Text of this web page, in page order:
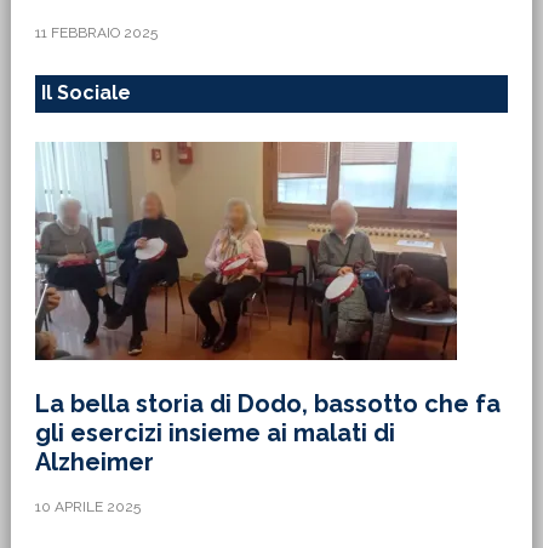
11 FEBBRAIO 2025
Il Sociale
La bella storia di Dodo, bassotto che fa
gli esercizi insieme ai malati di
Alzheimer
10 APRILE 2025